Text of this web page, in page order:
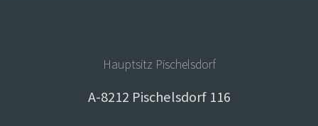
Hauptsitz Pischelsdorf
A-8212 Pischelsdorf 116